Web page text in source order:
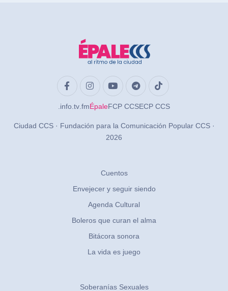
.info .tv .fmÉpaleFCP CCSECP CCS
Ciudad CCS · Fundación para la Comunicación Popular CCS ·
2026
Cuentos
Envejecer y seguir siendo
Agenda Cultural
Boleros que curan el alma
Bitácora sonora
La vida es juego
Soberanías Sexuales